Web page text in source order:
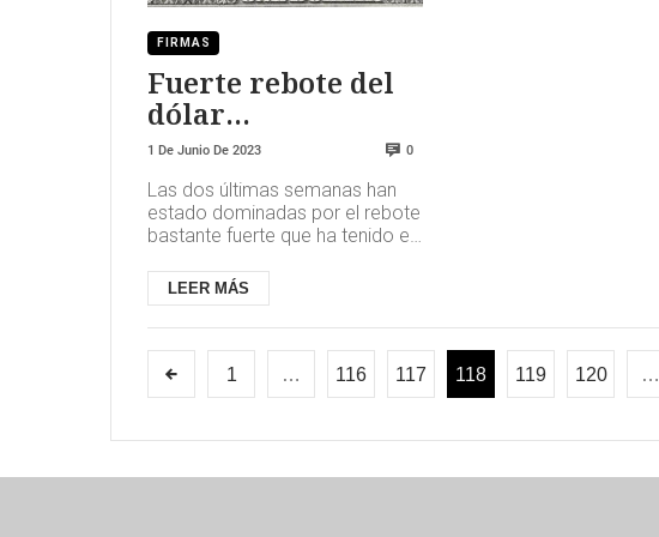
FIRMAS
Fuerte rebote del
dólar
norteamericano
1 De Junio De 2023 0
Las dos últimas semanas han
estado dominadas por el rebote
bastante fuerte que ha tenido el
rebote ha sido provocado, ...
LEER MÁS
1 … 116 117 118 119 120 …